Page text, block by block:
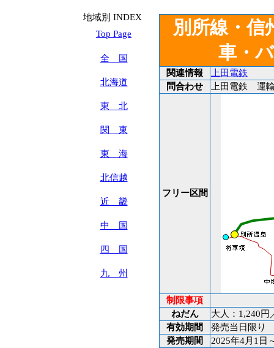
地域別 INDEX
Top Page
全 国
北海道
東 北
関 東
東 海
北信越
近 畿
中 国
四 国
九 州
別所線・信
車・
関連情報
上田電鉄
問合わせ
上田電鉄 運
フリー区間
制限事項
ねだん
大人：1,240円
有効期間
発売当日限り
発売期間
2025年4月1日